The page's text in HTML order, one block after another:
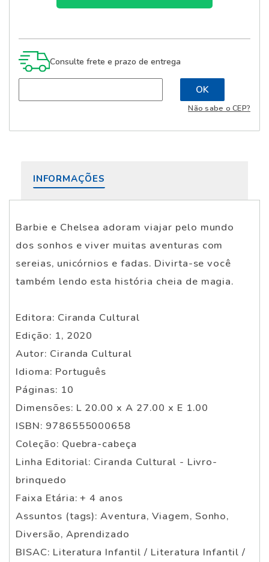
Consulte frete e prazo de entrega
Não sabe o CEP?
INFORMAÇÕES
Barbie e Chelsea adoram viajar pelo mundo
dos sonhos e viver muitas aventuras com
sereias, unicórnios e fadas. Divirta-se você
também lendo esta história cheia de magia.
Editora: Ciranda Cultural
Edição: 1, 2020
Autor: Ciranda Cultural
Idioma: Português
Páginas: 10
Dimensões: L 20.00 x A 27.00 x E 1.00
ISBN: 9786555000658
Coleção: Quebra-cabeça
Linha Editorial: Ciranda Cultural - Livro-
brinquedo
Faixa Etária: + 4 anos
Assuntos (tags): Aventura, Viagem, Sonho,
Diversão, Aprendizado
BISAC: Literatura Infantil / Literatura Infantil /